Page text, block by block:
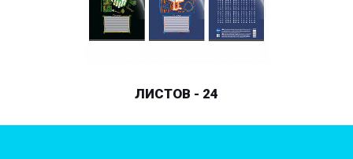
ЛИСТОВ - 24